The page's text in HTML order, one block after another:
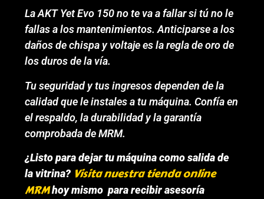
La AKT Yet Evo 150 no te va a fallar si tú no le
fallas a los mantenimientos. Anticiparse a los
daños de chispa y voltaje es la regla de oro de
los duros de la vía.
Tu seguridad y tus ingresos dependen de la
calidad que le instales a tu máquina. Confía en
el respaldo, la durabilidad y la garantía
comprobada de MRM.
¿Listo para dejar tu máquina como salida de
la vitrina? Visita nuestra tienda online
MRMhoy mismo para recibir asesoría